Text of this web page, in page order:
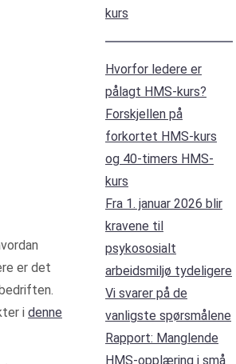
er det
i denne
kurs
Hvorfor ledere er
pålagt HMS-kurs?
Forskjellen på
forkortet HMS-kurs
og 40-timers HMS-
kurs
Fra 1. januar 2026 blir
kravene til
psykososialt
arbeidsmiljø tydeligere
Vi svarer på de
vanligste spørsmålene
Rapport: Manglende
HMS-opplæring i små